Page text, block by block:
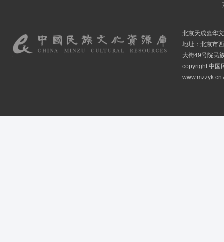
北京天成嘉华
地址：北京市
大街49号院民
copyright 中国